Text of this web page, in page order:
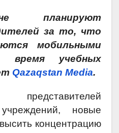
планируют
за то, что
мобильными
время учебных
Qazaqstan Media.
новые
концентрацию